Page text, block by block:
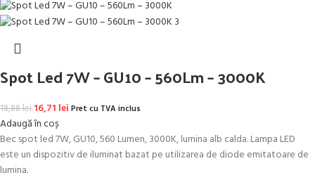
Spot Led 7W – GU10 – 560Lm – 3000K
18,88lei Prețul inițial a fost: 18,88 lei.
16,71 leiPrețul curent este: 16,71 lei.
Pret cu TVA inclus
Adaugă în coș
Bec spot led 7W, GU10, 560 Lumen, 3000K, lumina alb calda. Lampa LED
este un dispozitiv de iluminat bazat pe utilizarea de diode emitatoare de
lumina.